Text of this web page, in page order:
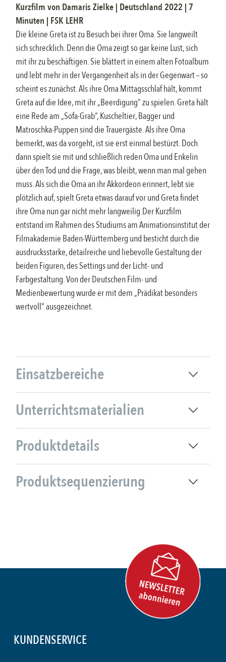
Kurzfilm von Damaris Zielke | Deutschland 2022 | 7
Minuten | FSK LEHR
Die kleine Greta ist zu Besuch bei ihrer Oma. Sie langweilt
sich schrecklich. Denn die Oma zeigt so gar keine Lust, sich
mit ihr zu beschäftigen. Sie blättert in einem alten Fotoalbum
und lebt mehr in der Vergangenheit als in der Gegenwart – so
scheint es zunächst. Als ihre Oma Mittagsschlaf hält, kommt
Greta auf die Idee, mit ihr „Beerdigung“ zu spielen. Greta hält
eine Rede am „Sofa-Grab“, Kuscheltier, Bagger und
Matroschka-Puppen sind die Trauergäste. Als ihre Oma
bemerkt, was da vorgeht, ist sie erst einmal bestürzt. Doch
dann spielt sie mit und schließlich reden Oma und Enkelin
über den Tod und die Frage, was bleibt, wenn man mal gehen
muss. Als sich die Oma an ihr Akkordeon erinnert, lebt sie
plötzlich auf, spielt Greta etwas darauf vor und Greta findet
ihre Oma nun gar nicht mehr langweilig.Der Kurzfilm
entstand im Rahmen des Studiums am Animationsinstitut der
Filmakademie Baden-Württemberg und besticht durch die
ausdrucksstarke, detailreiche und liebevolle Gestaltung der
beiden Figuren, des Settings und der Licht- und
Farbgestaltung. Von der Deutschen Film- und
Medienbewertung wurde er mit dem „Prädikat besonders
wertvoll“ ausgezeichnet.
Einsatzbereiche
Unterrichtsmaterialien
Produktdetails
Produktsequenzierung
KUNDENSERVICE